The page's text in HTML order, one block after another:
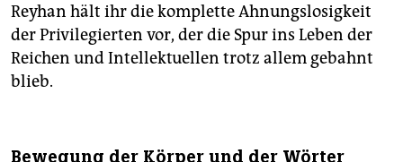
Reyhan hält ihr die komplette Ahnungslosigkeit
der Privilegierten vor, der die Spur ins Leben der
Reichen und Intellektuellen trotz allem gebahnt
blieb.
Bewegung der Körper und der Wörter